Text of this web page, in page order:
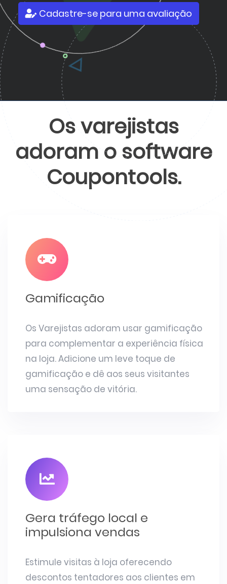
Cadastre-se para uma avaliação
Os varejistas
adoram o software
Coupontools.
Gamificação
Os Varejistas adoram usar gamificação
para complementar a experiência física
na loja. Adicione um leve toque de
gamificação e dê aos seus visitantes
uma sensação de vitória.
Gera tráfego local e
impulsiona vendas
Estimule visitas à loja oferecendo
descontos tentadores aos clientes em